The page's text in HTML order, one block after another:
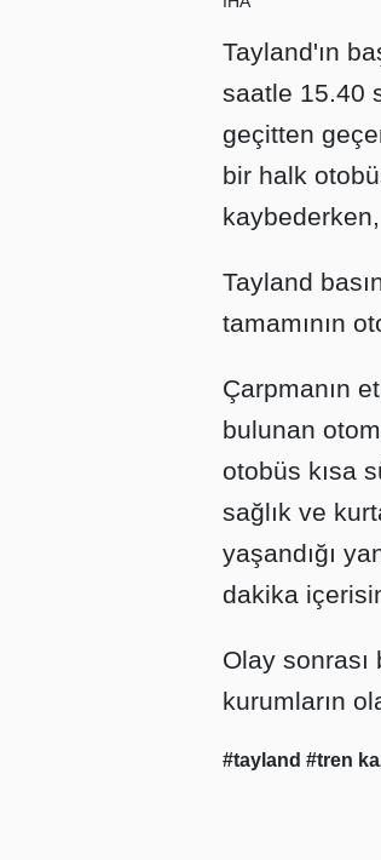
Tayland'ın
saatle 15.40
geçitten
bir halk
Tayland
tamamının
Çarpmanın
bulunan
otobüs kısa
sağlık ve
yaşandığı
dakika
Olay
kurumların
#tayland #tren